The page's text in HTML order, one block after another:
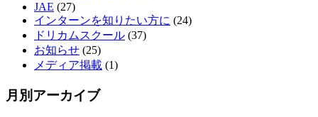
JAE (27)
インターンを知りたい方に (24)
ドリカムスクール (37)
お知らせ (25)
メディア掲載 (1)
月別アーカイブ